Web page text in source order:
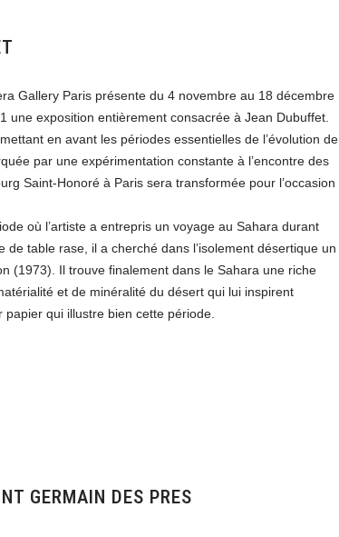
Gallery Paris présente du 4 novembre au 18 décembre
une exposition entièrement consacrée à Jean Dubuffet.
en avant les périodes essentielles de l’évolution de
par une expérimentation constante à l’encontre des
Saint-Honoré à Paris sera transformée pour l’occasion
où l’artiste a entrepris un voyage au Sahara durant
table rase, il a cherché dans l’isolement désertique un
(1973). Il trouve finalement dans le Sahara une riche
et de minéralité du désert qui lui inspirent
qui illustre bien cette période.
GERMAIN DES PRES